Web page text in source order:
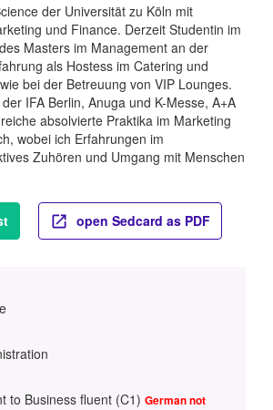
der Universität zu Köln mit
und Finance. Derzeit Studentin im
Masters im Management an der
als Hostess im Catering und
bei der Betreuung von VIP Lounges.
IFA Berlin, Anuga und K-Messe, A+A
absolvierte Praktika im Marketing
wobei ich Erfahrungen im
Zuhören und Umgang mit Menschen
open Sedcard as PDF
to Business fluent (C1) German not